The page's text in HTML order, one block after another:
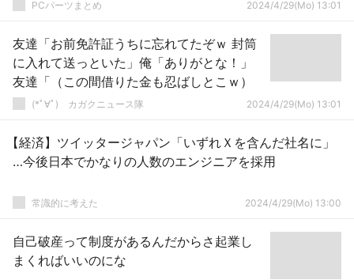
PCパーツまとめ 2024/4/29(Mo) 13:01
友達「お前免許証うちに忘れてたぞｗ 封筒
に入れて送っといた」俺「ありがとな！」
友達「（この間借りた金も忍ばしとこｗ）
(*ﾟ∀ﾟ)ゞカガクニュース隊 2024/4/29(Mo) 13:01
【経済】ツイッタージャパン「いずれＸを含んだ社名に」
…今後日本でかなりの人数のエンジニアを採用
常識的に考えた 2024/4/29(Mo) 13:00
自己破産って制度があるんだからさ起業し
まくればいいのにな